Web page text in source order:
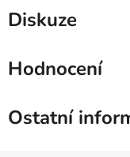
Diskuze
Hodnocení
Ostatní